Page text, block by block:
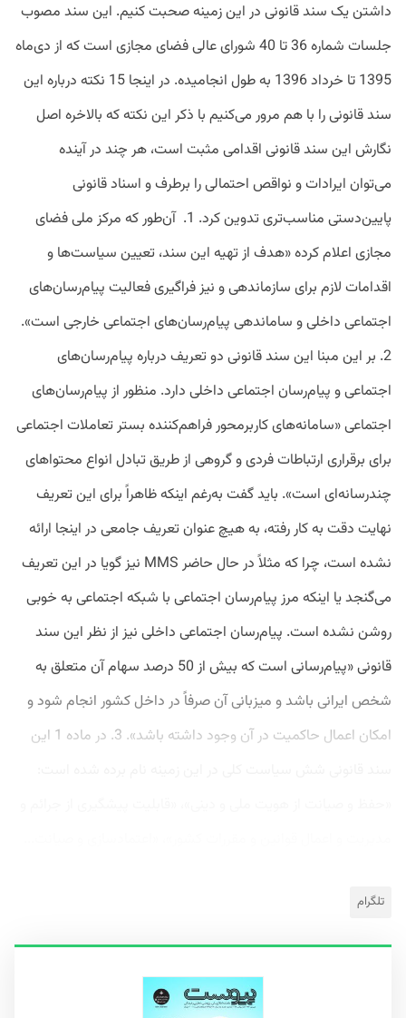
داشتن یک سند قانونی در این زمینه صحبت کنیم. این سند مصوب
جلسات شماره 36 تا 40 شورای عالی فضای مجازی است که از دی‌ماه
1395 تا خرداد 1396 به طول انجامیده. در اینجا 15 نکته درباره این
سند قانونی را با هم مرور می‌کنیم با ذکر این نکته که بالاخره اصل
نگارش این سند قانونی اقدامی مثبت است، هر چند در آینده
می‌توان ایرادات و نواقص احتمالی را برطرف و اسناد قانونی
پایین‌دستی مناسب‌تری تدوین کرد. 1. آن‌طور که مرکز ملی فضای
مجازی اعلام کرده «هدف از تهیه این سند، تعیین سیاست‌ها و
اقدامات لازم برای سازماندهی و نیز فراگیری فعالیت پیام‌رسان‌های
اجتماعی داخلی و ساماندهی پیام‌رسان‌های اجتماعی خارجی است».
2. بر این مبنا این سند قانونی دو تعریف درباره پیام‌رسان‎‌های
اجتماعی و پیام‌رسان اجتماعی داخلی دارد. منظور از پیام‌رسان‌های
اجتماعی «سامانه‌های کاربرمحور فراهم‌کننده بستر تعاملات اجتماعی
برای برقراری ارتباطات فردی و گروهی از طریق تبادل انواع محتواهای
چندرسانه‌ای است». باید گفت به‌رغم اینکه ظاهراً برای این تعریف
نهایت دقت به کار رفته، به هیچ عنوان تعریف جامعی در اینجا ارائه
نشده است، چرا که مثلاً در حال حاضر MMS نیز گویا در این تعریف
می‌گنجد یا اینکه مرز پیام‌رسان اجتماعی با شبکه اجتماعی به خوبی
روشن نشده است. پیام‌رسان اجتماعی داخلی نیز از نظر این سند
قانونی «پیام‌رسانی است که بیش از 50 درصد سهام آن متعلق به
شخص ایرانی باشد و میزبانی آن صرفاً در داخل کشور انجام شود و
امکان اعمال حاکمیت در آن وجود داشته باشد». 3. در ماده 1 این
تلگرام